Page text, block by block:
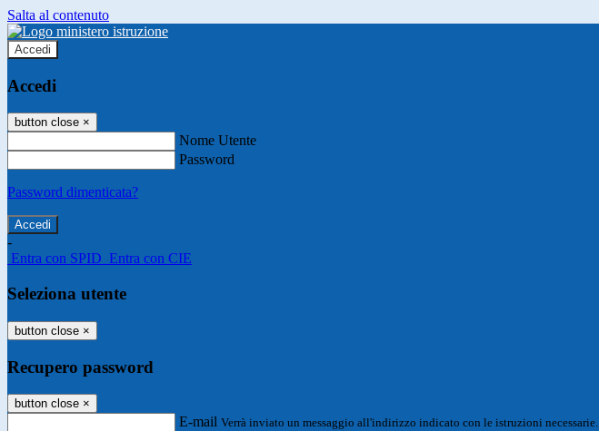
Salta al contenuto
Accedi
Accedi
button close ×
Nome Utente
Password
Password dimenticata?
-
Entra con SPID Entra con CIE
Seleziona utente
button close ×
Recupero password
button close ×
E-mail Verrà inviato un messaggio all'indirizzo indicato con le istruzioni necessarie.